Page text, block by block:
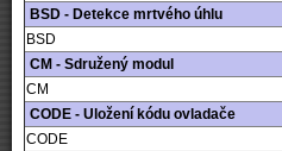
BSD - Detekce mrtvého úhlu
BSD
CM - Sdružený modul
CM
CODE - Uložení kódu ovladače
CODE